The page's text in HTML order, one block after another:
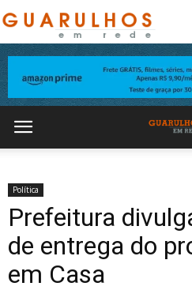
Política
Prefeitura
de entrega do
em Casa